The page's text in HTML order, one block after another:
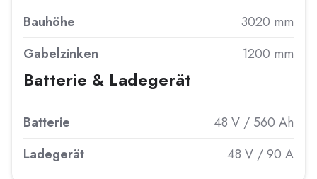
Bauhöhe
3020 mm
Gabelzinken
1200 mm
Batterie & Ladegerät
Batterie
48 V / 560 Ah
Ladegerät
48 V / 90 A